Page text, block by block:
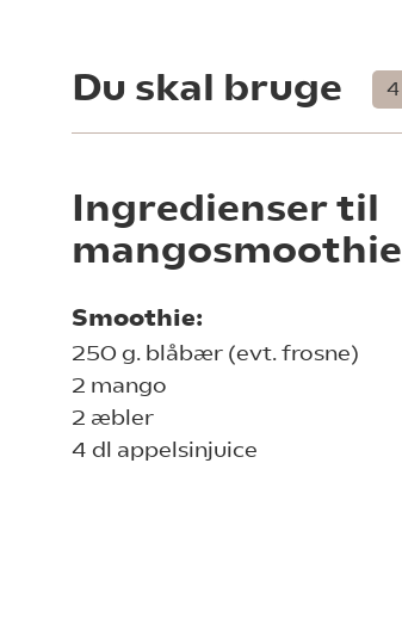
Du skal bruge
Ingredienser til
mangosmoothie
Smoothie:
250 g. blåbær (evt. frosne)
2 mango
2 æbler
4 dl appelsinjuice